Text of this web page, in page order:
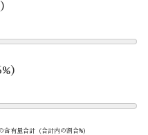
）
有量合計（合計内の割合%）